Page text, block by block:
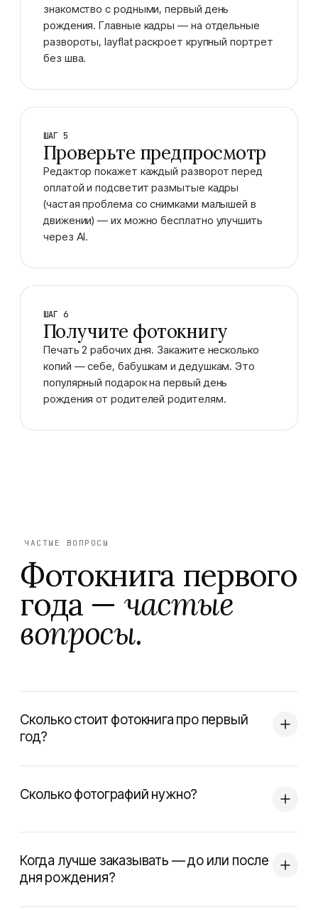
знакомство с родными, первый день
рождения. Главные кадры — на отдельные
развороты, layflat раскроет крупный портрет
без шва.
ШАГ 5
Проверьте предпросмотр
Редактор покажет каждый разворот перед
оплатой и подсветит размытые кадры
(частая проблема со снимками малышей в
движении) — их можно бесплатно улучшить
через AI.
ШАГ 6
Получите фотокнигу
Печать 2 рабочих дня. Закажите несколько
копий — себе, бабушкам и дедушкам. Это
популярный подарок на первый день
рождения от родителей родителям.
ЧАСТЫЕ ВОПРОСЫ
Фотокнига первого
года — частые
вопросы.
Сколько стоит фотокнига про первый
год?
Сколько фотографий нужно?
Когда лучше заказывать — до или после
дня рождения?